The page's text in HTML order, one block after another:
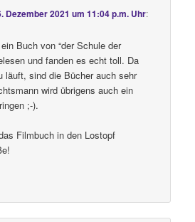
Dezember 2021 um 11:04 p.m. Uhr:
Buch von “der Schule der
und fanden es echt toll. Da
läuft, sind die Bücher auch sehr
wird übrigens auch ein
;-).
Filmbuch in den Lostopf